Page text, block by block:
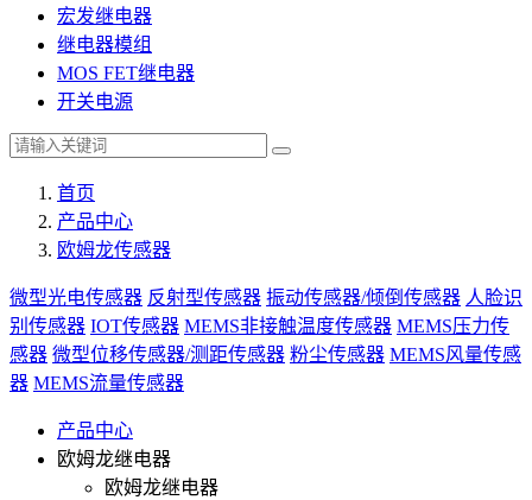
宏发继电器
继电器模组
MOS FET继电器
开关电源
首页
产品中心
欧姆龙传感器
微型光电传感器 反射型传感器 振动传感器/倾倒传感器 人脸识
别传感器 IOT传感器 MEMS非接触温度传感器 MEMS压力传
感器 微型位移传感器/测距传感器 粉尘传感器 MEMS风量传感
器 MEMS流量传感器
产品中心
欧姆龙继电器
欧姆龙继电器